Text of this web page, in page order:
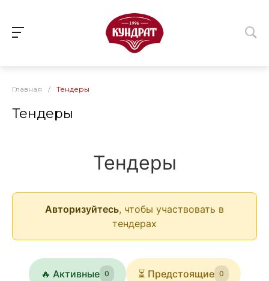
Главная / Тендеры
Тендеры
Тендеры
Авторизуйтесь, чтобы участвовать в
тендерах
🔥 Активные 0 ⏳ Предстоящие 0